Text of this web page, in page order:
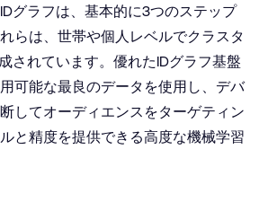
グラフは、基本的に3つのステップ
らは、世帯や個人レベルでクラスタ
されています。優れたIDグラフ基盤
可能な最良のデータを使用し、デバ
してオーディエンスをターゲティン
と精度を提供できる高度な機械学習